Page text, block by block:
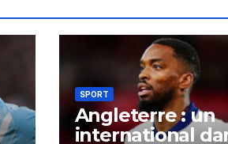
SPORT
Angleterre : un
international